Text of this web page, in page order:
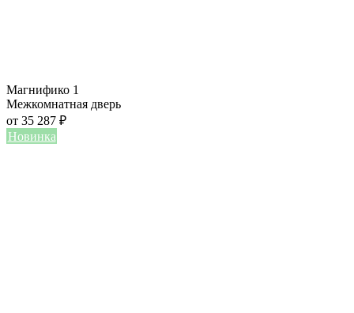
Магнифико 1
Межкомнатная дверь
от 35 287 ₽
Новинка